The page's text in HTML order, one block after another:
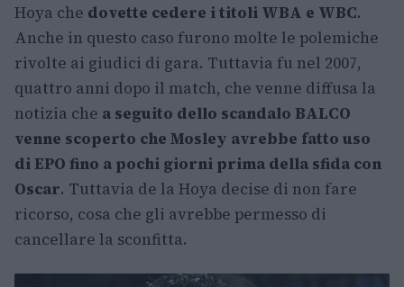
Hoya che dovette cedere i titoli WBA e WBC.
Anche in questo caso furono molte le polemiche
rivolte ai giudici di gara. Tuttavia fu nel 2007,
quattro anni dopo il match, che venne diffusa la
notizia che a seguito dello scandalo BALCO
venne scoperto che Mosley avrebbe fatto uso
di EPO fino a pochi giorni prima della sfida con
Oscar. Tuttavia de la Hoya decise di non fare
ricorso, cosa che gli avrebbe permesso di
cancellare la sconfitta.